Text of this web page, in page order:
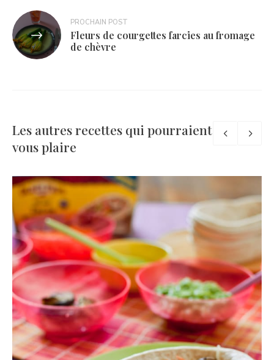
PROCHAIN POST
Fleurs de courgettes farcies au fromage
de chèvre
Les autres recettes qui pourraient
vous plaire